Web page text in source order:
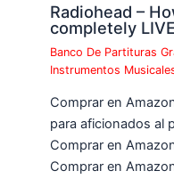
Radiohead –
completely LIVE
Banco De Partituras
Instrumentos
Comprar en
para aficionados al
Comprar en
Comprar en